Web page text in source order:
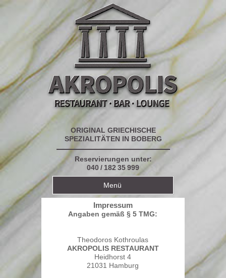
ORIGINAL GRIECHISCHE
SPEZIALITÄTEN IN BOBERG
Reservierungen unter:
040 / 182 35 999
Menü
über uns
Speisekarte
Anfahrt
Impressum
Angaben gemäß § 5 TMG:
Theodoros Kothroulas
AKROPOLIS RESTAURANT
Heidhorst 4
21031 Hamburg